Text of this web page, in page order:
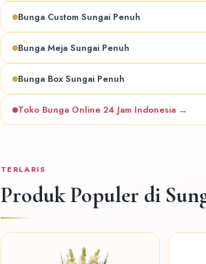
Bunga Custom Sungai Penuh
Bunga Meja Sungai Penuh
Bunga Box Sungai Penuh
Toko Bunga Online 24 Jam Indonesia →
TERLARIS
Produk Populer di